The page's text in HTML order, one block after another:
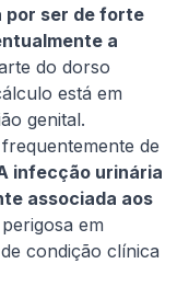
por ser de forte
a
do dorso
está em
genital.
de
infecção urinária
associada aos
em
condição clínica